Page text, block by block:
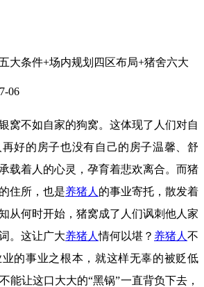
大条件+场内规划四区布局+猪舍六大
06
不如自家的狗窝。这体现了人们对自
好的房子也没有自己的房子温馨、舒
载着人的心灵，孕育着悲欢离合。而猪
住所，也是养猪人 的事业寄托，散发着
从何时开始，猪窝成了人们讽刺他人家
。这让广大养猪人情何以堪？ 养猪人 不
的事业之根本，就这样无辜的被贬低
能让这口大大的“黑锅”一直背负下去，